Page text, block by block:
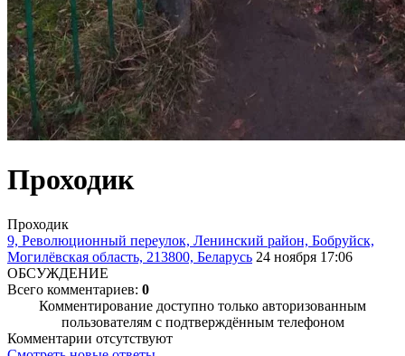
Проходик
Проходик
9, Революционный переулок, Ленинский район, Бобруйск,
Могилёвская область, 213800, Беларусь 24 ноября 17:06
ОБСУЖДЕНИЕ
Всего комментариев: 0
Комментирование доступно только авторизованным
пользователям с подтверждённым телефоном
Комментарии отсутствуют